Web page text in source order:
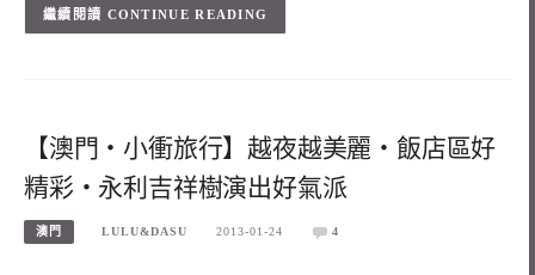
CONTINUE READING
【澳門‧小衝旅行】越夜越美麗‧飯店區好
精彩‧永利吉祥樹演出好氣派
澳門 LULU&DASU 2013-01-24 4